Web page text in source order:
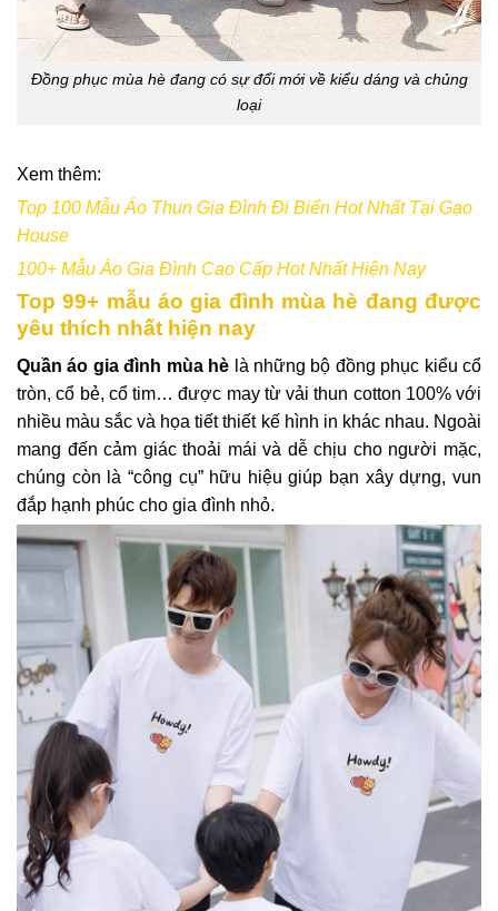
Đồng phục mùa hè đang có sự đổi mới về kiểu dáng và chủng
loại
Xem thêm:
Top 100 Mẫu Áo Thun Gia Đình Đi Biển Hot Nhất Tại Gạo
House
100+ Mẫu Áo Gia Đình Cao Cấp Hot Nhất Hiện Nay
Top 99+ mẫu áo gia đình mùa hè đang được
yêu thích nhất hiện nay
Quần áo gia đình mùa hè là những bộ đồng phục kiểu cổ
tròn, cổ bẻ, cổ tim… được may từ vải thun cotton 100% với
nhiều màu sắc và họa tiết thiết kế hình in khác nhau. Ngoài
mang đến cảm giác thoải mái và dễ chịu cho người mặc,
chúng còn là “công cụ” hữu hiệu giúp bạn xây dựng, vun
đắp hạnh phúc cho gia đình nhỏ.